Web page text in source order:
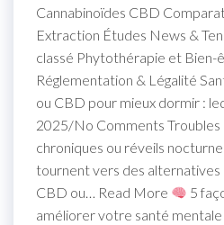
Cannabinoïdes CBD
Extraction Études News &
classé Phytothérapie et
Réglementation & Légalité
ou CBD pour mieux dormir :
2025/No Comments Troubles
chroniques ou réveils
tournent vers des alternatives
CBD ou… Read More
5
améliorer votre santé